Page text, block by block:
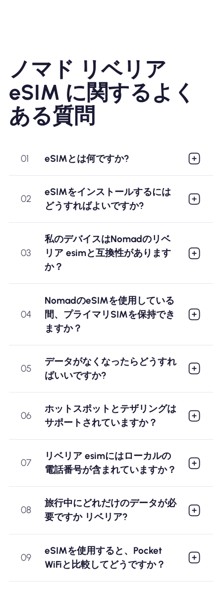
ノマド リベリア
eSIM に関するよく
ある質問
01 eSIMとは何ですか?
02
eSIMをインストールするには
どうすればよいですか?
03
私のデバイスはNomadのリベ
リア esimと互換性があります
か？
04
NomadのeSIMを使用している
間、プライマリSIMを保持でき
ますか？
05
データがなくなったらどうすれ
ばいいですか?
06
ホットスポットとテザリングは
サポートされていますか？
07
リベリア esimにはローカルの
電話番号が含まれていますか？
08
旅行中にどれだけのデータが必
要ですか リベリア?
09
eSIMを使用すると、Pocket
WiFiと比較してどうですか？